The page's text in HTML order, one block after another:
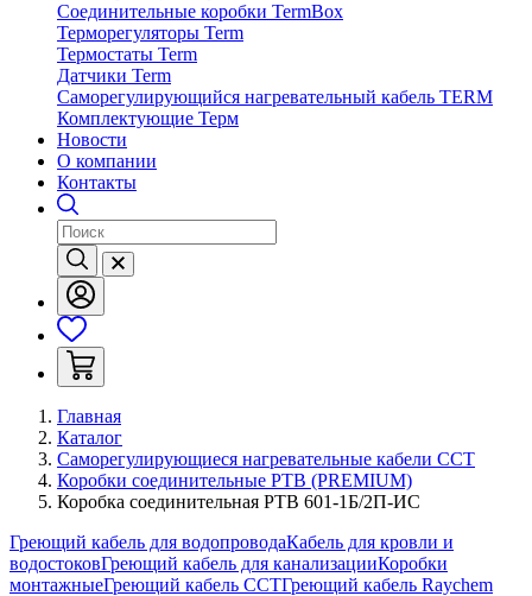
Соединительные коробки TermBox
Терморегуляторы Term
Термостаты Term
Датчики Term
Саморегулирующийся нагревательный кабель TERM
Комплектующие Терм
Новости
О компании
Контакты
Главная
Каталог
Саморегулирующиеся нагревательные кабели ССТ
Коробки соединительные РТВ (PREMIUM)
Коробка соединительная РТВ 601-1Б/2П-ИС
Греющий кабель для водопроводаКабель для кровли и
водостоковГреющий кабель для канализацииКоробки
монтажныеГреющий кабель ССТГреющий кабель Raychem